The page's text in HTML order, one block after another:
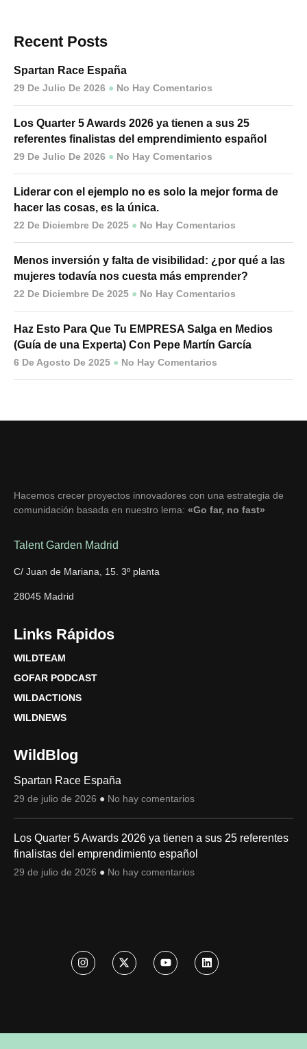
Recent Posts
Spartan Race España
29 De Julio De 2026 No Hay Comentarios
Los Quarter 5 Awards 2026 ya tienen a sus 25
referentes finalistas del emprendimiento español
29 De Julio De 2026 No Hay Comentarios
Liderar con el ejemplo no es solo la mejor forma de
hacer las cosas, es la única.
22 De Diciembre De 2025 No Hay Comentarios
Menos inversión y falta de visibilidad: ¿por qué a las
mujeres todavía nos cuesta más emprender?
22 De Diciembre De 2025 No Hay Comentarios
Haz Esto Para Que Tu EMPRESA Salga en Medios
(Guía de una Experta) Con Pepe Martín García
6 De Agosto De 2025 No Hay Comentarios
Hacemos crecer proyectos innovadores con una estrategia de
comunidación basada en nuestro lema: «Go far, no fast»
Talent Garden Madrid
C/ Juan de Mariana, 15. 3º planta
28045 Madrid
Links Rápidos
WILDTEAM
GOFAR PODCAST
WILDACTIONS
WILDNEWS
WildBlog
Spartan Race España
29 de julio de 2026 No hay comentarios
Los Quarter 5 Awards 2026 ya tienen a sus 25 referentes
finalistas del emprendimiento español
29 de julio de 2026 No hay comentarios